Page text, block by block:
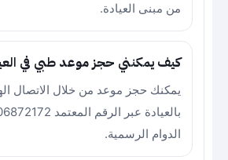
من مبنى العيادة.
كيف يمكنني حجز موعد طبي في
يمكنك حجز موعد من خلال الاتصال
الدوام الرسمية.